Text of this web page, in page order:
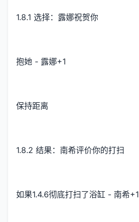
1.8.1 选择：露娜祝贺你
抱她 - 露娜+1
保持距离
1.8.2 结果：南希评价你的打扫
如果1.4.6彻底打扫了浴缸 - 南希+1